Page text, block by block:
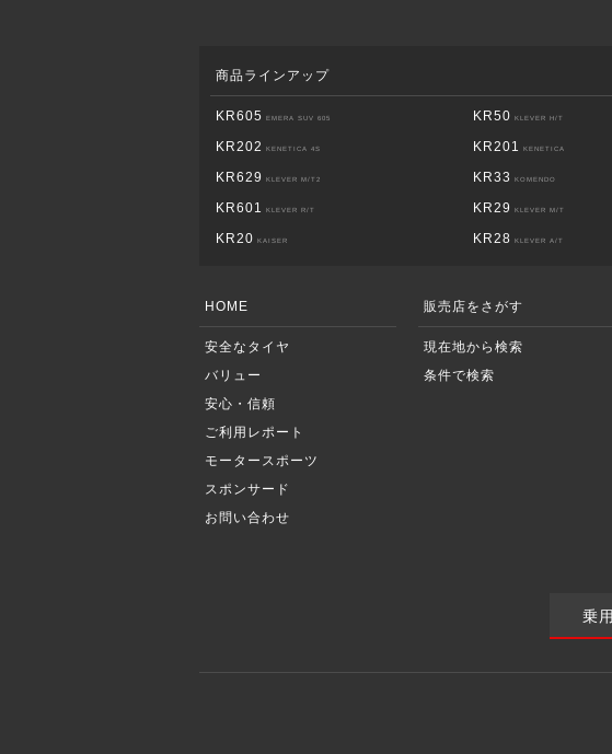
商品ラインアップ
KR605 EMERA SUV 605 KR50 KLEVER H/T
KR202 KENETICA 4S KR201 KENETICA
KR629 KLEVER M/T2 KR33 KOMENDO
KR601 KLEVER R/T KR29 KLEVER M/T
KR20 KAISER KR28 KLEVER A/T
HOME
安全なタイヤ
バリュー
安心・信頼
ご利用レポート
モータースポーツ
スポンサード
お問い合わせ
販売店をさがす
現在地から検索
条件で検索
乗